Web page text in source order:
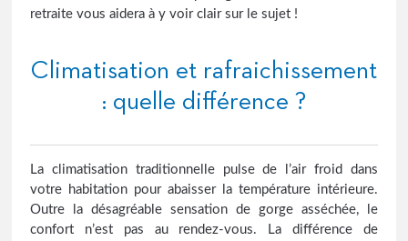
retraite vous aidera à y voir clair sur le sujet !
Climatisation et rafraichissement
: quelle différence ?
La climatisation traditionnelle pulse de l’air froid dans
votre habitation pour abaisser la température intérieure.
Outre la désagréable sensation de gorge asséchée, le
confort n’est pas au rendez-vous. La différence de